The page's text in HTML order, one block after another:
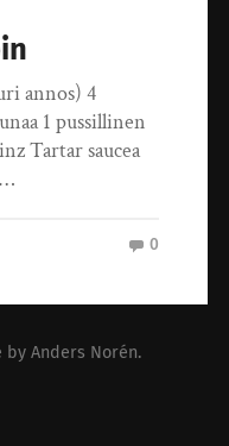
annos) 4
1 pussillinen
Tartar saucea
0
by Anders Norén.